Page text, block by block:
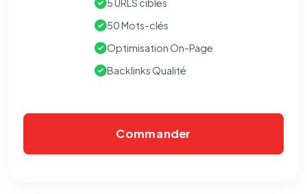
5 URLS cibles
50 Mots-clés
Optimisation On-Page
Backlinks Qualité
Commander